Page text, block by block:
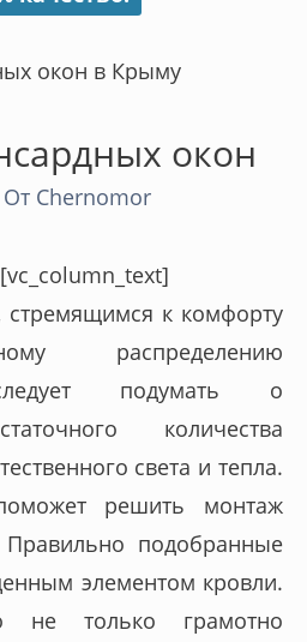
окон
Chernomor
к комфорту
распределению
подумать о
количества
света и тепла.
решить монтаж
подобранные
элементом кровли.
не только грамотно